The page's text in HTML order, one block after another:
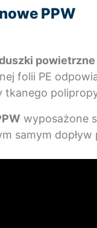
PPW
powietrzne
folii PE
tkanego
wyposażone
samym dopływ